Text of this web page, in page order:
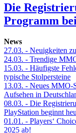
Die
Programm
News
27.03. - Neuigkeiten
24.03. - Trendige
15.03. - Häufigste
typische Stolpersteine
13.03. - Neues MMO-
Aufsehen in
08.03. - Die
PlayStation beginnt
01.01. - Players‘
2025 ab!